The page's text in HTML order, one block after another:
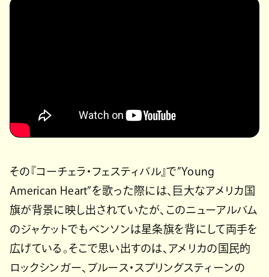
その『コーチェラ・フェスティバル』で”Young
American Heart”を歌った際には、巨大なアメリカ国
旗が背景に映し出されていたが、このニューアルバム
のジャケットでもベンソンは星条旗を背にして両手を
広げている。そこで思い出すのは、アメリカの国民的
ロックシンガー、ブルース・スプリングスティーンの